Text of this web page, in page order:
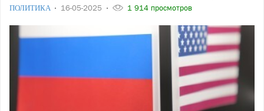
ПОЛИТИКА 16-05-2025 1 914 просмотров